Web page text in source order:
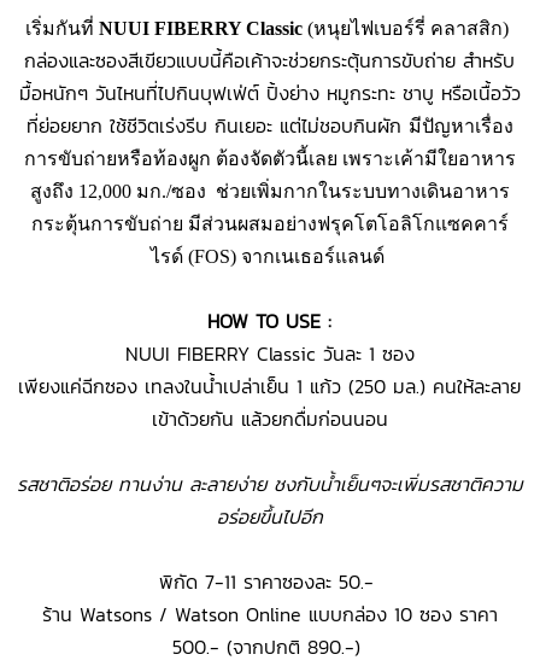
เริ่มกันที่NUUI FIBERRY Classic (หนุยไฟเบอร์รี่ คลาสสิก)
กล่องและซองสีเขียวแบบนี้คือเค้าจะช่วยกระตุ้นการขับถ่าย สำหรับ
มื้อหนักๆ วันไหนที่ไปกินบุฟเฟ่ต์ ปิ้งย่าง หมูกระทะ ชาบู หรือเนื้อวัว
ที่ย่อยยาก ใช้ชีวิตเร่งรีบ กินเยอะ แต่ไม่ชอบกินผัก มีปัญหาเรื่อง
การขับถ่ายหรือท้องผูก ต้องจัดตัวนี้เลย เพราะเค้ามีใยอาหาร
สูงถึง 12,000 มก./ซอง ช่วยเพิ่มกากในระบบทางเดินอาหาร
กระตุ้นการขับถ่าย มีส่วนผสมอย่างฟรุคโตโอลิโกแซคคาร์
ไรด์ (FOS) จากเนเธอร์แลนด์
HOW TO USE :
NUUI FIBERRY Classic วันละ 1 ซอง
เพียงแค่ฉีกซอง เทลงในน้ำเปล่าเย็น 1 แก้ว (250 มล.) คนให้ละลาย
เข้าด้วยกัน แล้วยกดื่มก่อนนอน
รสชาติอร่อย ทานง่าน ละลายง่าย ชงกับน้ำเย็นๆจะเพิ่มรสชาติความ
อร่อยขึ้นไปอีก
พิกัด 7-11 ราคาซองละ 50.-
ร้าน Watsons / Watson Online แบบกล่อง 10 ซอง ราคา
500.- (จากปกติ 890.-)